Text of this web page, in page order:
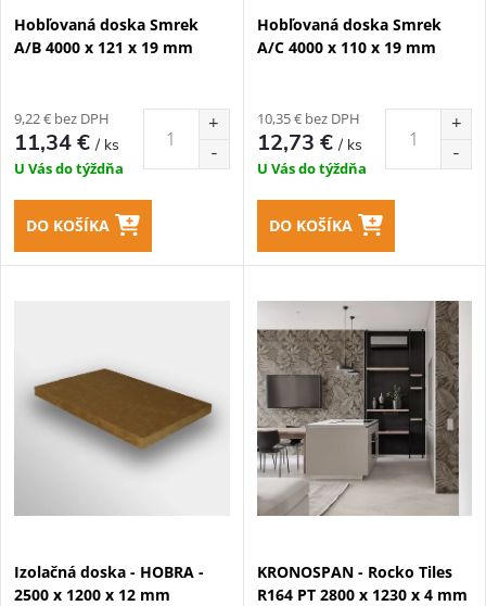
p
o
d
u
o
p
r
o
d
u
k
o
Hobľovaná doska Smrek
A/B 4000 x 121 x 19 mm
9,22 € bez DPH
11,34 €/ ks
U Vás do týždňa
DO KOŠÍKA
Hobľovaná doska Smrek
A/C 4000 x 110 x 19 mm
10,35 € bez DPH
12,73 €/ ks
U Vás do týždňa
DO KOŠÍKA
Izolačná doska - HOBRA -
2500 x 1200 x 12 mm
KRONOSPAN - Rocko Tiles
R164 PT 2800 x 1230 x 4 mm